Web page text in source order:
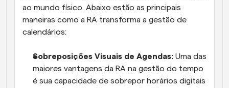
ao mundo físico. Abaixo estão as principais
maneiras como a RA transforma a gestão de
calendários:
Sobreposições Visuais de Agendas: Uma das
maiores vantagens da RA na gestão do tempo
é sua capacidade de sobrepor horários digitais